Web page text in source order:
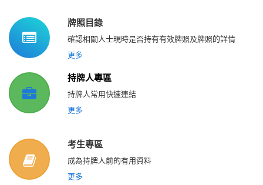
牌照目錄
確認相關人士現時是否持有有效牌照及牌照的詳情
更多
持牌人專區
持牌人常用快速連結
更多
考生專區
成為持牌人前的有用資料
更多